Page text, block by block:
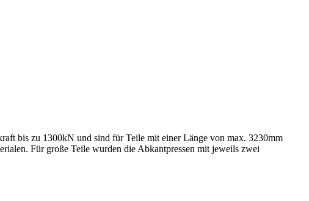
bis zu 1300kN und sind für Teile mit einer Länge von max. 3230mm
Für große Teile wurden die Abkantpressen mit jeweils zwei